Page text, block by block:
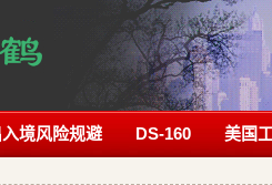
入境风险规避 DS-160 美国